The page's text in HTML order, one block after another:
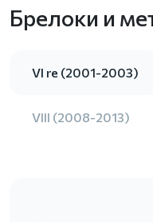
Брелоки и
VI re (2001-2003)
VIII (2008-2013)